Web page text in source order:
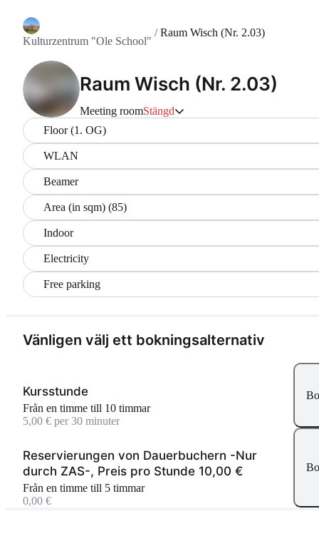
Kulturzentrum "Ole School"
/Raum Wisch (Nr. 2.03)
Raum Wisch (Nr. 2.03)
Meeting roomStängd
Floor (1. OG)
WLAN
Beamer
Area (in sqm) (85)
Indoor
Electricity
Free parking
Vänligen välj ett bokningsalternativ
Kursstunde
Från en timme till 10 timmar
5,00 € per 30 minuter
Reservierungen von Dauerbuchern -Nur
durch ZAS-, Preis pro Stunde 10,00 €
Från en timme till 5 timmar
0,00 €